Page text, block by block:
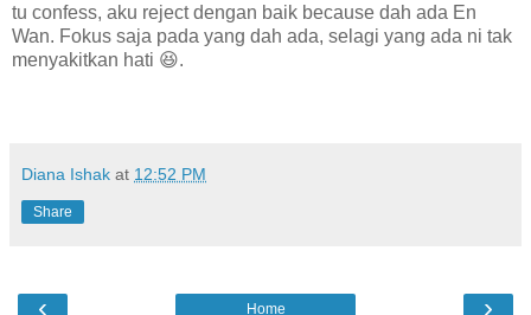
tu confess, aku reject dengan baik because dah ada En
Wan. Fokus saja pada yang dah ada, selagi yang ada ni tak
menyakitkan hati 😆.
Diana Ishak at 12:52 PM
Share
‹ ›
Home